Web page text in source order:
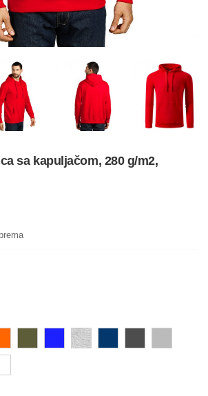
sa kapuljačom, 280 g/m2,